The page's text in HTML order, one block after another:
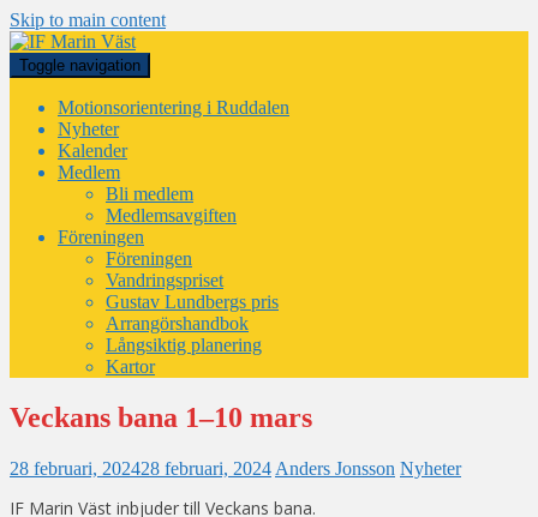
Skip to main content
Toggle navigation
Motionsorientering i Ruddalen
Nyheter
Kalender
Medlem
Bli medlem
Medlemsavgiften
Föreningen
Föreningen
Vandringspriset
Gustav Lundbergs pris
Arrangörshandbok
Långsiktig planering
Kartor
Veckans bana 1–10 mars
28 februari, 202428 februari, 2024 Anders Jonsson Nyheter
IF Marin Väst inbjuder till Veckans bana.